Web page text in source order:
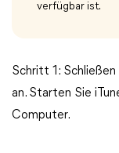
verfügbar ist.
Schritt 1:
an. Starten Sie
Computer.